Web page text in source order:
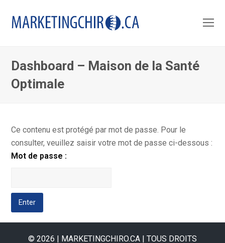
Dashboard – Maison de la Santé
Optimale
Ce contenu est protégé par mot de passe. Pour le
consulter, veuillez saisir votre mot de passe ci-dessous :
Mot de passe :
© 2026 | MARKETINGCHIRO.CA | TOUS DROITS